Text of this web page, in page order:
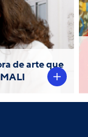
de arte que
Lima
fue
de esa